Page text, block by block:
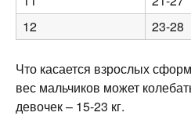
12
23-28
Что касается взрослых
вес мальчиков может
девочек – 15-23 кг.